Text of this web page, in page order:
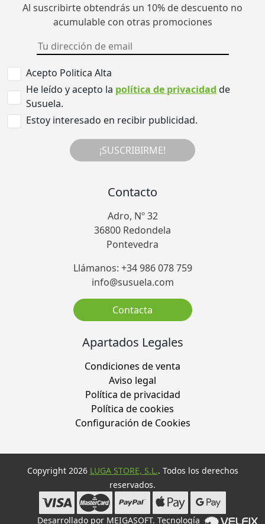
Al suscribirte obtendrás un 10% de descuento no
acumulable con otras promociones
Acepto Politica Alta
He leído y acepto la política de privacidad de
Susuela.
Estoy interesado en recibir publicidad.
¡SUSCRIBIRME!
Contacto
Adro, Nº 32
36800 Redondela
Pontevedra
Llámanos: +34 986 078 759
info@susuela.com
Contacta
Apartados Legales
Condiciones de venta
Aviso legal
Política de privacidad
Política de cookies
Configuración de Cookies
Copyright 2026 LUGA STORE, S.L.. Todos los derechos
reservados.
Desarrollado por MEIGASOFT. Tecnología